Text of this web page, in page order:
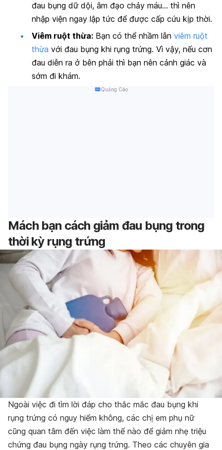
đau bụng dữ dội, âm đạo chảy máu… thì nên
nhập viện ngay lập tức để được cấp cứu kịp thời.
Viêm ruột thừa: Bạn có thể nhầm lẫn viêm ruột
thừa với đau bụng khi rụng trứng. Vì vậy, nếu cơn
đau diễn ra ở bên phải thì bạn nên cảnh giác và
sớm đi khám.
Quảng Cáo
Mách bạn cách giảm đau bụng trong
thời kỳ rụng trứng
Ngoài việc đi tìm lời đáp cho thắc mắc đau bụng khi
rụng trứng có nguy hiểm không, các chị em phụ nữ
cũng quan tâm đến việc làm thế nào để giảm nhẹ triệu
chứng đau bụng ngày rụng trứng. Theo các chuyên gia